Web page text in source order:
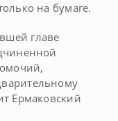
на бумаге.
главе
Ермаковский